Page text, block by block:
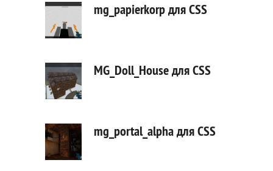
mg_papierkorp для CSS
MG_Doll_House для CSS
mg_portal_alpha для CSS